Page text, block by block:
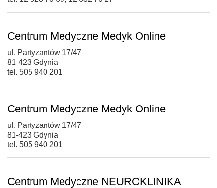
Centrum Medyczne Medyk Online
ul. Partyzantów 17/47
81-423 Gdynia
tel. 505 940 201
Centrum Medyczne Medyk Online
ul. Partyzantów 17/47
81-423 Gdynia
tel. 505 940 201
Centrum Medyczne NEUROKLINIKA